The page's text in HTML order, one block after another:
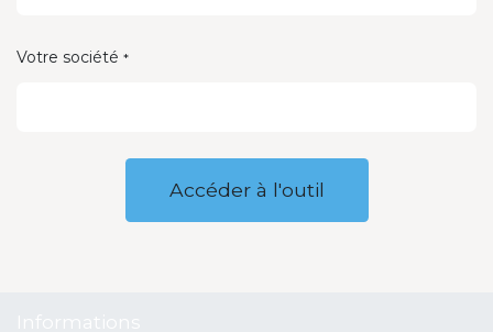
Votre société *
Accéder à l'outil